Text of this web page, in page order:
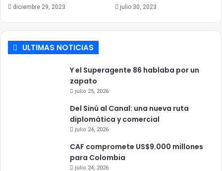
diciembre 29, 2023 julio 30, 2023
ULTIMAS NOTICIAS
Y el Superagente 86 hablaba por un
zapato
julio 25, 2026
Del Sinú al Canal: una nueva ruta
diplomática y comercial
julio 24, 2026
CAF compromete US$9.000 millones
para Colombia
julio 24, 2026